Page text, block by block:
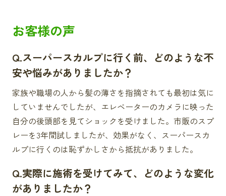
お客様の声
Q.スーパースカルプに行く前、どのような不
安や悩みがありましたか？
家族や職場の人から髪の薄さを指摘されても最初は気に
していませんでしたが、エレベーターのカメラに映った
自分の後頭部を見てショックを受けました。市販のスプ
レーを3年間試しましたが、効果がなく、スーパースカ
ルプに行くのは恥ずかしさから抵抗がありました。
Q.実際に施術を受けてみて、どのような変化
がありましたか？